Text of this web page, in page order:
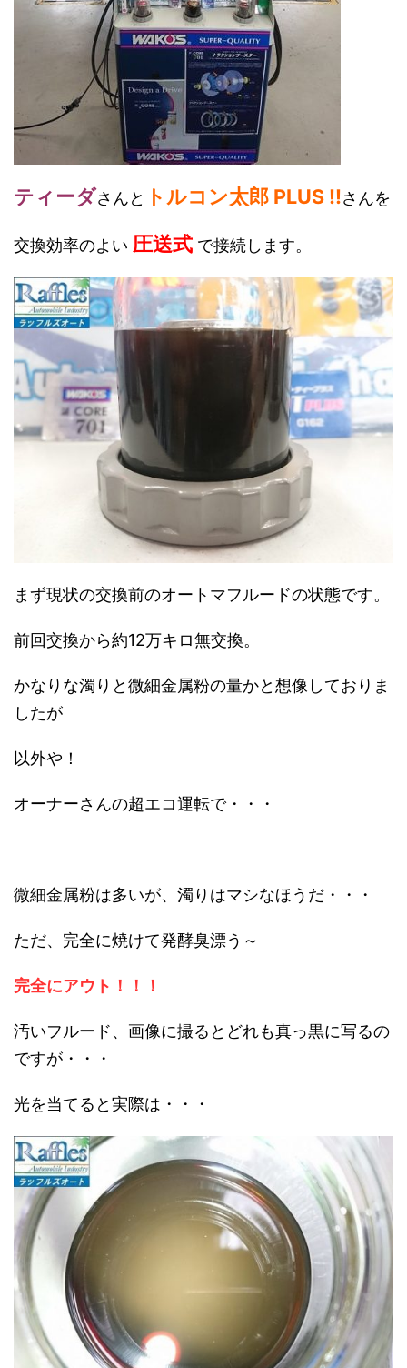
ティーダさんと トルコン太郎 PLUS !!さんを
交換効率のよい 圧送式 で接続します。
まず現状の交換前のオートマフルードの状態です。
前回交換から約12万キロ無交換。
かなりな濁りと微細金属粉の量かと想像しておりま
したが
以外や！
オーナーさんの超エコ運転で・・・
微細金属粉は多いが、濁りはマシなほうだ・・・
ただ、完全に焼けて発酵臭漂う～
完全にアウト！！！
汚いフルード、画像に撮るとどれも真っ黒に写るの
ですが・・・
光を当てると実際は・・・